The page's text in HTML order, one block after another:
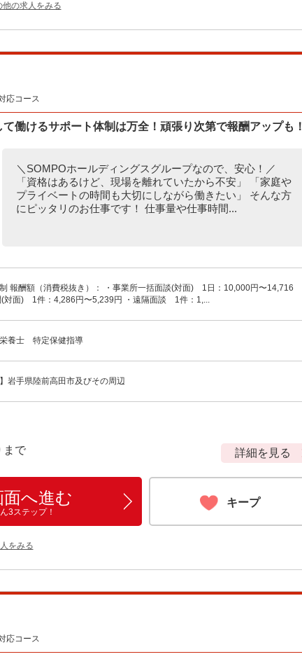
の求人をみる
応コース
働けるサポート体制は万全！頑張り次第で報酬アップも！
＼SOMPOホールディングスグループなので、安心！／
「資格はあるけど、現場を離れていたから不安」 「家庭や
プライベートの時間も大切にしながら働きたい」 そんな方
にピッタリのお仕事です！ 仕事量や仕事時間...
報酬額（消費税抜き）： ・事業所一括面談(対面) 1日：10,000円〜14,716
(対面) 1件：4,286円〜5,239円 ・遠隔面談 1件：1,...
養士 特定保健指導
岩手県陸前高田市及びその周辺
まで 詳細を見る
面へ進む
3ステップ！
キープ
をみる
応コース